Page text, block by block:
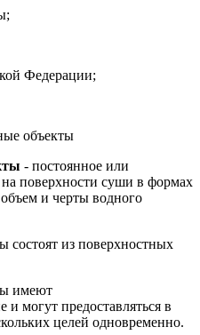
Федерации;
объекты
- постоянное или
поверхности суши в формах
и черты водного
состоят из поверхностных
имеют
могут предоставляться в
целей одновременно.